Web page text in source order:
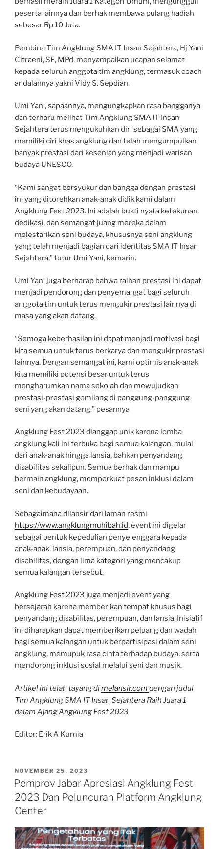
peserta lainnya dan berhak membawa pulang hadiah
sebesar Rp 10 Juta.
Pembina Tim Angklung SMA IT Insan Sejahtera, Hj Yani
Citraeni, SE, MPd, menyampaikan ucapan selamat
kepada seluruh anggota tim angklung, termasuk coach
andalannya yakni Vidy S. Sepdian.
Umi Yani, sapaannya, mengungkapkan rasa bangganya
dan terharu melihat Tim Angklung SMA IT Insan
Sejahtera terus mengukuhkan diri sebagai SMA yang
memiliki ciri khas angklung dan telah mengumpulkan
banyak prestasi dari kesenian yang menjadi warisan
budaya UNESCO.
“Kami sangat bersyukur dan bangga dengan prestasi
ini yang ditorehkan anak-anak didik kami dalam
Angklung Fest 2023. Ini adalah bukti nyata ketekunan,
dedikasi, dan semangat juang mereka dalam
melestarikan seni budaya, khususnya seni angklung
yang telah menjadi bagian dari identitas SMA IT Insan
Sejahtera,” tutur Umi Yani, kemarin.
Umi Yani juga berharap bahwa raihan prestasi ini dapat
menjadi pendorong dan penyemangat bagi seluruh
anggota tim untuk terus mengukir prestasi lainnya di
masa yang akan datang.
“Semoga keberhasilan ini dapat menjadi motivasi bagi
kita semua untuk terus berkarya dan mengukir prestasi
lainnya. Dengan semangat ini, kami optimis anak-anak
kita memiliki potensi besar untuk terus
mengharumkan nama sekolah dan mewujudkan
prestasi-prestasi gemilang di panggung-panggung
seni yang akan datang,” pesannya
Angklung Fest 2023 dianggap unik karena lomba
angklung kali ini terbuka bagi semua kalangan, mulai
dari anak-anak hingga lansia, bahkan penyandang
disabilitas sekalipun. Semua berhak dan mampu
bermain angklung, memperkuat pesan inklusi dalam
seni dan kebudayaan.
Sebagaimana dilansir dari laman resmi
https://www.angklungmuhibah.id, event ini digelar
sebagai bentuk kepedulian penyelenggara kepada
anak-anak, lansia, perempuan, dan penyandang
disabilitas, dengan lima kategori yang mencakup
semua kalangan tersebut.
Angklung Fest 2023 juga menjadi event yang
bersejarah karena memberikan tempat khusus bagi
penyandang disabilitas, perempuan, dan lansia. Inisiatif
ini diharapkan dapat memberikan peluang dan wadah
bagi semua kalangan untuk berpartisipasi dalam seni
angklung, memupuk rasa cinta terhadap budaya, serta
mendorong inklusi sosial melalui seni dan musik.
Artikel ini telah tayang dimelansir.com dengan judul
Tim Angklung SMA IT Insan Sejahtera Raih Juara 1
dalam Ajang Angklung Fest 2023
Editor: Erik A Kurnia
POSTED
ON
NOVEMBER 25, 2023
Pemprov Jabar Apresiasi Angklung Fest
2023 Dan Peluncuran Platform Angklung
Center